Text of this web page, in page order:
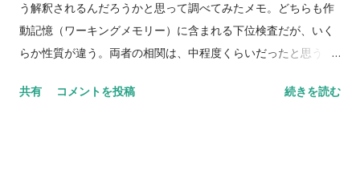
う解釈されるんだろうかと思って調べてみたメモ。どちらも作
動記憶（ワーキングメモリー）に含まれる下位検査だが、いく
らか性質が違う。両者の相関は、中程度くらいだったと思う。
sequencing とある海外の掲示板（？）でのやりとり。 一方が
共有 コメントを投稿 続きを読む